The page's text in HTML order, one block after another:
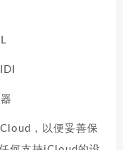
，以便妥善保